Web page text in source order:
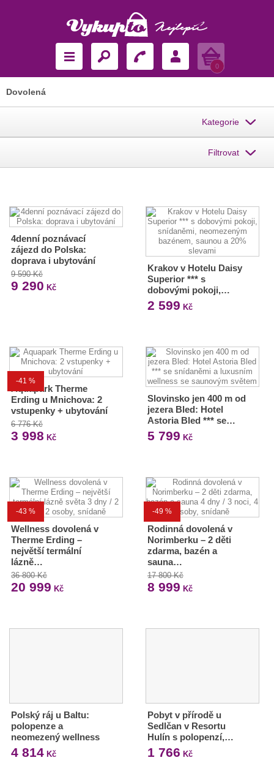
Košík
0
Dovolená
Kategorie
Filtrovat
4denní poznávací
zájezd do Polska:
doprava i ubytování
9 590 Kč
9 290 Kč
Krakov v Hotelu Daisy
Superior *** s
dobovými pokoji,…
2 599 Kč
-41 %
Aquapark Therme
Erding u Mnichova: 2
vstupenky + ubytování
6 776 Kč
3 998 Kč
Slovinsko jen 400 m od
jezera Bled: Hotel
Astoria Bled *** se…
5 799 Kč
-43 %
Wellness dovolená v
Therme Erding –
největší termální
lázně…
36 800 Kč
20 999 Kč
-49 %
Rodinná dovolená v
Norimberku – 2 děti
zdarma, bazén a
sauna…
17 800 Kč
8 999 Kč
Polský ráj u Baltu:
polopenze a
neomezený wellness
4 814 Kč
Pobyt v přírodě u
Sedlčan v Resortu
Hulín s polopenzí,…
1 766 Kč